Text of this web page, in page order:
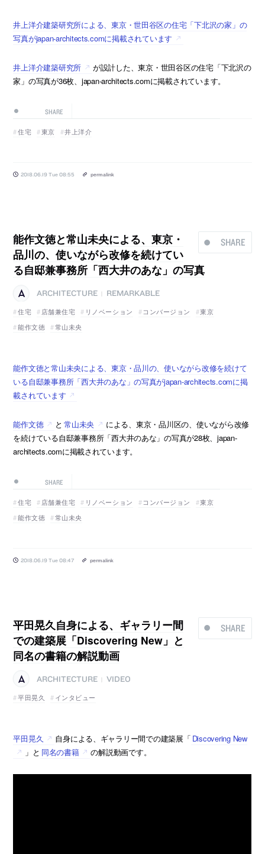
井上洋介建築研究所による、東京・世田谷区の住宅「下北沢の家」の
写真がjapan-architects.comに掲載されています
井上洋介建築研究所
が設計した、東京・世田谷区の住宅「下北沢の
家」の写真が36枚、japan-architects.comに掲載されています。
SHARE
住宅 東京 井上洋介
2018.06.19 Tue 08:55 permalink
SHARE
能作文徳と常山未央による、東京・
品川の、使いながら改修を続けてい
る自邸兼事務所「西大井のあな」の写真
ARCHITECTURE
REMARKABLE
住宅
店舗兼住宅 リノベーション コンバージョン
東京
能作文徳
常山未央
能作文徳と常山未央による、東京・品川の、使いながら改修を続けて
いる自邸兼事務所「西大井のあな」の写真がjapan-architects.comに掲
載されています
能作文徳 と 常山未央
による、東京・品川区の、使いながら改修
を続けている自邸兼事務所「西大井のあな」の写真が28枚、japan-
architects.comに掲載されています。
SHARE
住宅 店舗兼住宅 リノベーション コンバージョン
東京
能作文徳
常山未央
2018.06.19 Tue 08:47 permalink
SHARE
平田晃久自身による、ギャラリー間
での建築展「Discovering New」と
同名の書籍の解説動画
ARCHITECTURE
VIDEO
平田晃久
インタビュー
平田晃久 自身による、ギャラリー間での建築展「 Discovering New
」と 同名の書籍 の解説動画です。